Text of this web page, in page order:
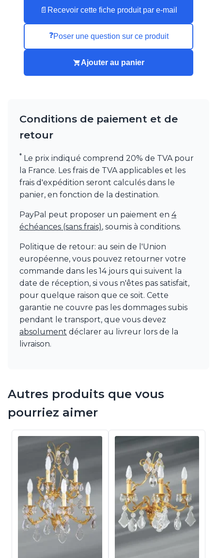
Munari par Stylnove Ceramiche
Objet insolite
Original BTC
RADAR
Secto Design
Tonone
Trilum
TUNTO
Vincent Sheppard
Vistosi
Visual Comfort&Co.
Watsberg
📄 Recevoir cette fiche produit par e-mail
❓Poser une question sur ce produit
Ajouter au panier
Conditions de paiement et de
retour
* Le prix indiqué comprend 20% de TVA pour
la France. Les frais de TVA applicables et les
frais d'expédition seront calculés dans le
panier, en fonction de la destination.
PayPal peut proposer un paiement en 4
échéances (sans frais), soumis à conditions.
Politique de retour: au sein de l'Union
européenne, vous pouvez retourner votre
commande dans les 14 jours qui suivent la
date de réception, si vous n'êtes pas satisfait,
pour quelque raison que ce soit. Cette
garantie ne couvre pas les dommages subis
pendant le transport, que vous devez
absolument déclarer au livreur lors de la
livraison.
Autres produits que vous
pourriez aimer